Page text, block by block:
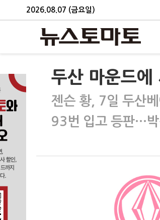
2026.08.07 (금요일)
두산 마운드에
젠슨 황, 7일 두산
93번 입고 등판…박